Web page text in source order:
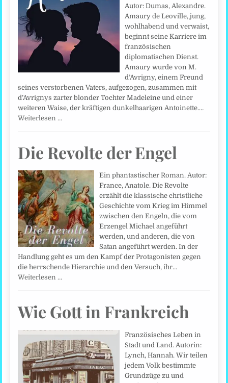
Autor: Dumas, Alexandre.
Amaury de Leoville, jung,
wohlhabend und verwaist,
beginnt seine Karriere im
französischen
diplomatischen Dienst.
Amaury wurde von M.
d’Avrigny, einem Freund
seines verstorbenen Vaters, aufgezogen, zusammen mit
d’Avrignys zarter blonder Tochter Madeleine und einer
weiteren Waise, der kräftigen dunkelhaarigen Antoinette.…
Weiterlesen …
Die Revolte der Engel
Ein phantastischer Roman. Autor:
France, Anatole. Die Revolte
erzählt die klassische christliche
Geschichte vom Krieg im Himmel
zwischen den Engeln, die vom
Erzengel Michael angeführt
werden, und anderen, die von
Satan angeführt werden. In der
Handlung geht es um den Kampf der Protagonisten gegen
die herrschende Hierarchie und den Versuch, ihr…
Weiterlesen …
Wie Gott in Frankreich
Französisches Leben in
Stadt und Land. Autorin:
Lynch, Hannah. Wir teilen
jedem Volk bestimmte
Grundzüge zu und